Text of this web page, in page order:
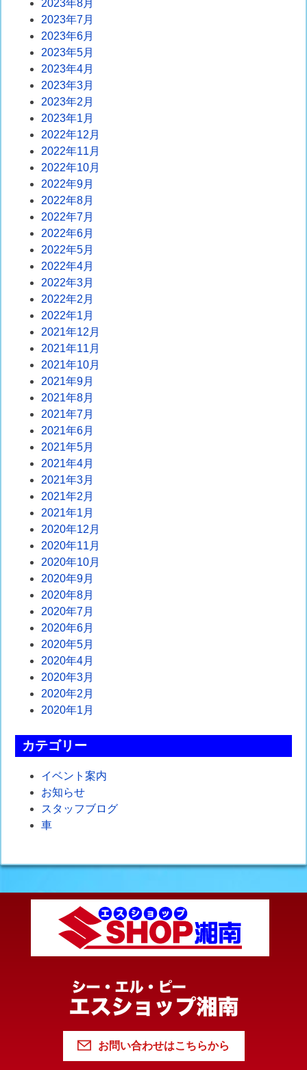
2023年8月
2023年7月
2023年6月
2023年5月
2023年4月
2023年3月
2023年2月
2023年1月
2022年12月
2022年11月
2022年10月
2022年9月
2022年8月
2022年7月
2022年6月
2022年5月
2022年4月
2022年3月
2022年2月
2022年1月
2021年12月
2021年11月
2021年10月
2021年9月
2021年8月
2021年7月
2021年6月
2021年5月
2021年4月
2021年3月
2021年2月
2021年1月
2020年12月
2020年11月
2020年10月
2020年9月
2020年8月
2020年7月
2020年6月
2020年5月
2020年4月
2020年3月
2020年2月
2020年1月
カテゴリー
イベント案内
お知らせ
スタッフブログ
車
お問い合わせはこちらから